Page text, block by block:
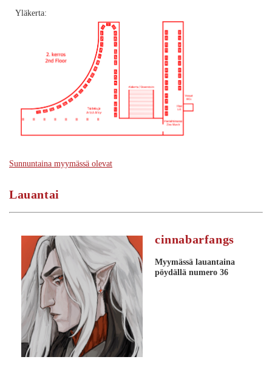
Yläkerta:
Sunnuntaina myymässä olevat
Lauantai
cinnabarfangs
Myymässä lauantaina
pöydällä numero 36